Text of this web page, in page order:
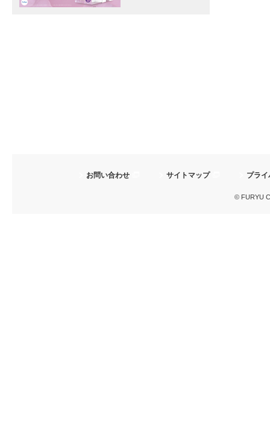
お問い合わせ サイトマップ プラ
© FURYU